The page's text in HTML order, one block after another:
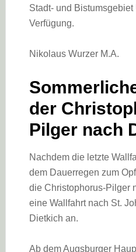
Stadt- und Bistumsgebiet
Verfügung.
Nikolaus Wurzer M.A.
der
Pilger nach
Nachdem die letzte
dem Dauerregen zum
die Christophorus-Pilger
eine Wallfahrt nach St.
Dietkich an.
Ab dem Augsburger